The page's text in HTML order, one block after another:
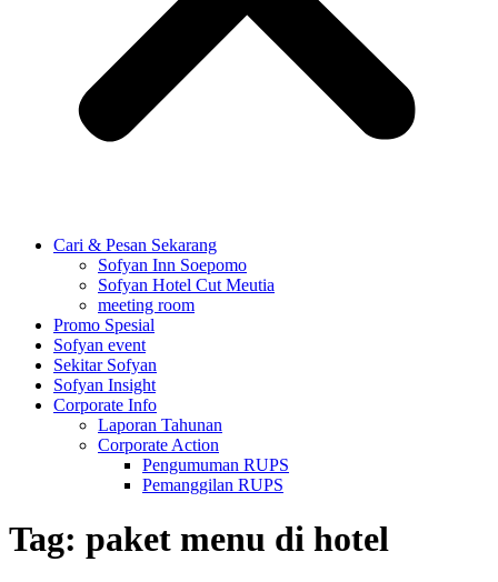
Cari & Pesan Sekarang
Sofyan Inn Soepomo
Sofyan Hotel Cut Meutia
meeting room
Promo Spesial
Sofyan event
Sekitar Sofyan
Sofyan Insight
Corporate Info
Laporan Tahunan
Corporate Action
Pengumuman RUPS
Pemanggilan RUPS
Tag: paket menu di hotel